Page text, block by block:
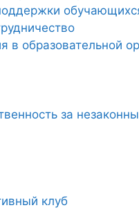
в образовательной
за
клуб